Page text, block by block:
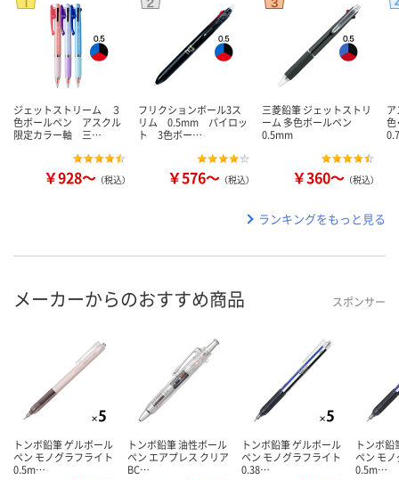
ジェットストリーム ３
色ボールペン アスクル
限定カラー軸 三…
￥928～ （税込）
フリクションボール3ス
リム 0.5mm パイロッ
ト 3色ボー…
￥576～ （税込）
三菱鉛筆 ジェットストリ
ーム 多色ボールペン
0.5mm
￥360～ （税込）
ランキングをもっと見る
メーカーからのおすすめ商品 スポンサー
トンボ鉛筆 ゲルボール
ペン モノグラフライト
0.5m…
トンボ鉛筆 油性ボール
ペン エアプレス クリア
BC…
トンボ鉛筆 ゲルボール
ペン モノグラフライト
0.38…
トンボ鉛
ペン モ
0.5m…